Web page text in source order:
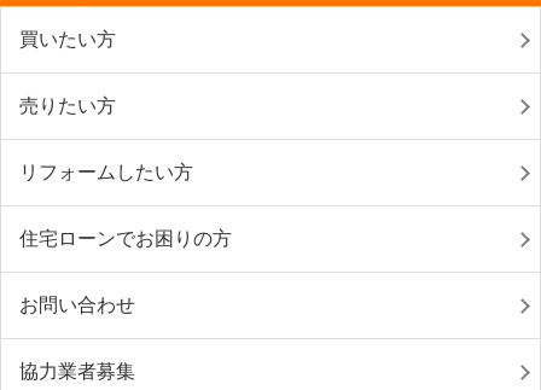
買いたい方
売りたい方
リフォームしたい方
住宅ローンでお困りの方
お問い合わせ
協力業者募集